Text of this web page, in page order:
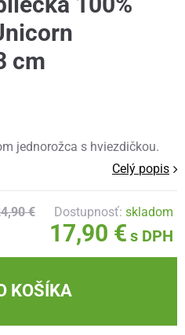
cm
jednorožca s hviezdičkou.
Celý popis
€ Dostupnosť:skladom
17,90 € s DPH
KOŠÍKA